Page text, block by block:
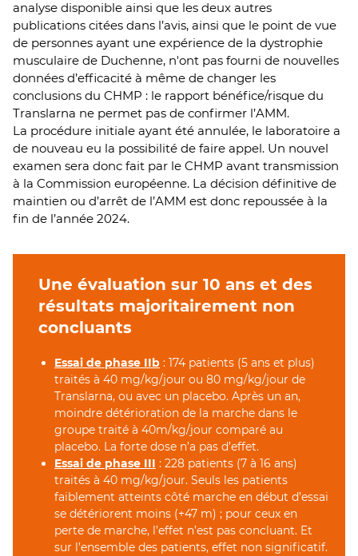
analyse disponible ainsi que les deux autres
publications citées dans l’avis, ainsi que le point de vue
de personnes ayant une expérience de la dystrophie
musculaire de Duchenne, n'ont pas fourni de nouvelles
données d’efficacité à même de changer les
conclusions du CHMP : le rapport bénéfice/risque du
Translarna ne permet pas de confirmer l’AMM.
La procédure initiale ayant été annulée, le laboratoire a
de nouveau eu la possibilité de faire appel. Un nouvel
examen sera donc fait par le CHMP avant transmission
à la Commission européenne. La décision définitive de
maintien ou d’arrêt de l’AMM est donc repoussée à la
fin de l’année 2024.
Une évaluation sur 10 ans et des
résultats majoritairement non
concluants
Essai de phase IIb : 174 patients (5 ans et plus)
traités à 40 mg/kg/jour ou 80 mg/kg/jour de
Translarna, ou avec un placebo. Après un an,
moindre détérioration de la marche dans le
groupe traité à 40m/kg/jour comparé au
placebo. La forte dose n’a pas d’effet.
Essai de phase III : 228 patients (7 à 16 ans)
traités à 40 mg/kg/jour. Seuls les patients
faiblement atteints côté marche en début d’essai
se détériorent moins (+47 m) ; pour ceux en
perte de marche, l’effet n’est pas concluant. Et
sur l’ensemble des patients, effet non significatif.